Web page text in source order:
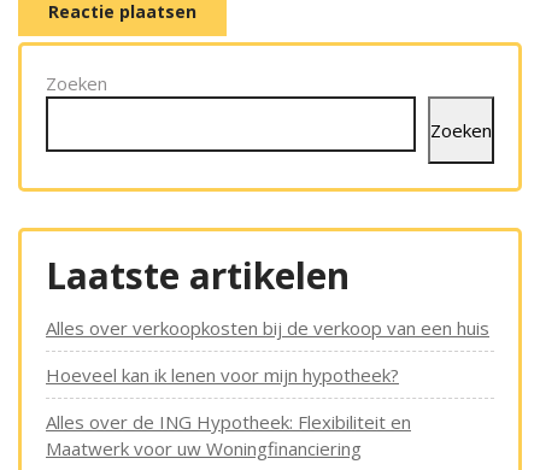
Zoeken
Zoeken
Laatste artikelen
Alles over verkoopkosten bij de verkoop van een huis
Hoeveel kan ik lenen voor mijn hypotheek?
Alles over de ING Hypotheek: Flexibiliteit en
Maatwerk voor uw Woningfinanciering